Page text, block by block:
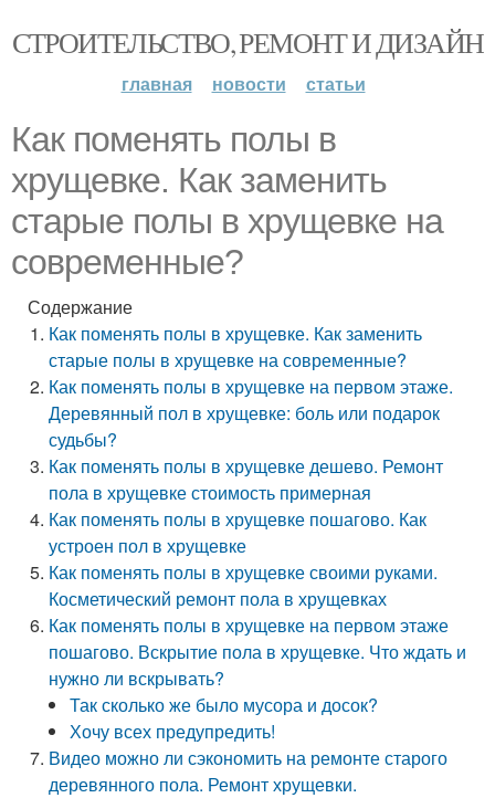
СТРОИТЕЛЬСТВО, РЕМОНТ И ДИЗАЙН
главная новости статьи
Как поменять полы в
хрущевке. Как заменить
старые полы в хрущевке на
современные?
Содержание
Как поменять полы в хрущевке. Как заменить
старые полы в хрущевке на современные?
Как поменять полы в хрущевке на первом этаже.
Деревянный пол в хрущевке: боль или подарок
судьбы?
Как поменять полы в хрущевке дешево. Ремонт
пола в хрущевке стоимость примерная
Как поменять полы в хрущевке пошагово. Как
устроен пол в хрущевке
Как поменять полы в хрущевке своими руками.
Косметический ремонт пола в хрущевках
Как поменять полы в хрущевке на первом этаже
пошагово. Вскрытие пола в хрущевке. Что ждать и
нужно ли вскрывать?
Так сколько же было мусора и досок?
Хочу всех предупредить!
Видео можно ли сэкономить на ремонте старого
деревянного пола. Ремонт хрущевки.